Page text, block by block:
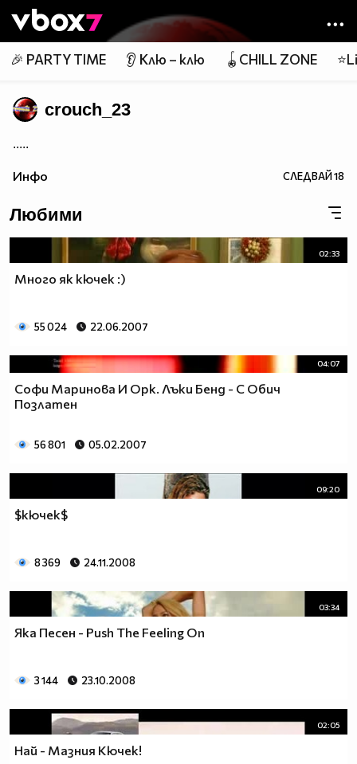
👾
🎉 PARTY TIME 👂 Клю – клю 🪀CHILL ZONE
crouch_23
.....
Инфо СЛЕДВАЙ18
Любими
02:33
Много як кючек :)
55 024 22.06.2007
04:07
Софи Маринова И Орк. Лъки Бенд - С Обич
Позлатен
56 801 05.02.2007
09:20
$кючек$
8 369 24.11.2008
03:34
Яка Песен - Push The Feeling On
3 144 23.10.2008
02:05
Най - Мазния Кючек!